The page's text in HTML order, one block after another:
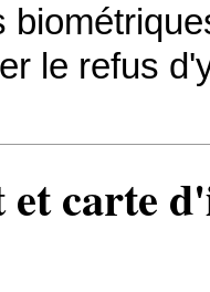
le refus
et carte